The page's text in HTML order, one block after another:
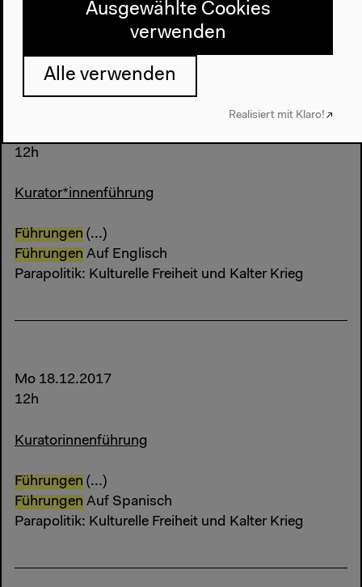
Auf Englisch
Parapolitik: Kulturelle Freiheit und Kalter Krieg
12h
Kurator*innenführung
Führungen (...)
Führungen Auf Englisch
Parapolitik: Kulturelle Freiheit und Kalter Krieg
Mo 18.12.2017
12h
Kuratorinnenführung
Führungen (...)
Führungen Auf Spanisch
Parapolitik: Kulturelle Freiheit und Kalter Krieg
Ausgewählte Cookies
verwenden
Alle verwenden
Realisiert mit Klaro!